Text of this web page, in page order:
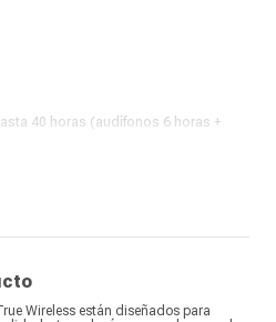
40 horas (audífonos 6 horas +
kHzWireless están diseñados para